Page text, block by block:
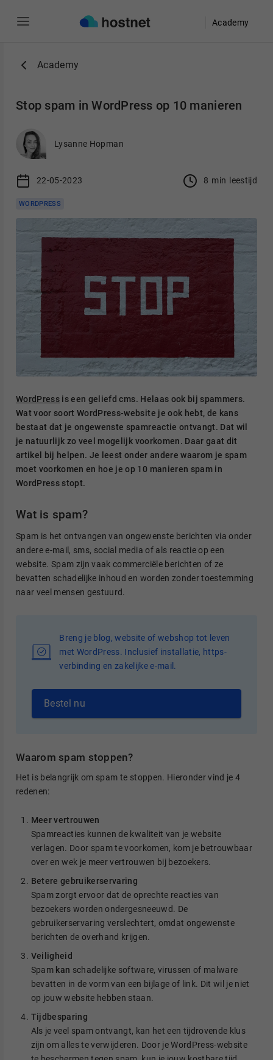
Academy
Academy
Stop spam in WordPress op 10 manieren
Lysanne Hopman
22-05-2023 8 min leestijd
WORDPRESS
WordPress is een geliefd cms. Helaas ook bij spammers.
Wat voor soort WordPress-website je ook hebt, de kans
bestaat dat je ongewenste spamreactie ontvangt. Dat wil
je natuurlijk zo veel mogelijk voorkomen. Daar gaat dit
artikel bij helpen. Je leest onder andere waarom je spam
moet voorkomen en hoe je op 10 manieren spam in
WordPress stopt.
Wat is spam?
Spam is het ontvangen van ongewenste berichten via onder
andere e-mail, sms, social media of als reactie op een
website. Spam zijn vaak commerciële berichten of ze
bevatten schadelijke inhoud en worden zonder toestemming
naar veel mensen gestuurd.
Breng je blog, website of webshop tot leven
met WordPress. Inclusief installatie, https-
verbinding en zakelijke e-mail.
Bestel nu
Waarom spam stoppen?
Het is belangrijk om spam te stoppen. Hieronder vind je 4
redenen:
Meer vertrouwen
Spamreacties kunnen de kwaliteit van je website
verlagen. Door spam te voorkomen, kom je betrouwbaar
over en wek je meer vertrouwen bij bezoekers.
Betere gebruikerservaring
Spam zorgt ervoor dat de oprechte reacties van
bezoekers worden ondergesneeuwd. De
gebruikerservaring verslechtert, omdat ongewenste
berichten de overhand krijgen.
Veiligheid
Spam kan schadelijke software, virussen of malware
bevatten in de vorm van een bijlage of link. Dit wil je niet
op jouw website hebben staan.
Tijdbesparing
Als je veel spam ontvangt, kan het een tijdrovende klus
zijn om alles te verwijderen. Door je WordPress-website